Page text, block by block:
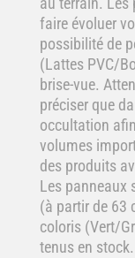
faire évoluer
possibilité de
(Lattes PVC/
brise-vue.
préciser que
occultation
volumes
des produits
Les panneaux
(à partir de 63
coloris (Vert/
tenus en stock.